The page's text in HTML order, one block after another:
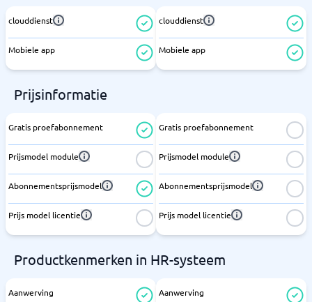
clouddienst
Mobiele app
clouddienst
Mobiele app
Prijsinformatie
Gratis proefabonnement
Prijsmodel module
Abonnementsprijsmodel
Prijs model licentie
Gratis proefabonnement
Prijsmodel module
Abonnementsprijsmodel
Prijs model licentie
Productkenmerken in HR-systeem
Aanwerving Aanwerving